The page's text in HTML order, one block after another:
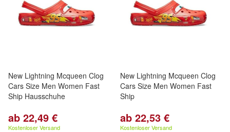
New Lightning Mcqueen Clog
Cars Size Men Women Fast
Ship Hausschuhe
ab 22,49 €
Kostenloser Versand
New Lightning Mcqueen Clog
Cars Size Men Women Fast
Ship
ab 22,53 €
Kostenloser Versand